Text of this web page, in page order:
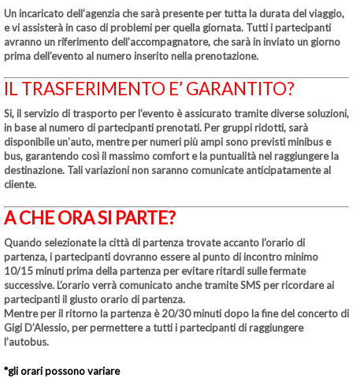
Un incaricato dell’agenzia che sarà presente per tutta la durata del viaggio,
e vi assisterà in caso di problemi per quella giornata. Tutti i partecipanti
avranno un riferimento dell’accompagnatore, che sarà in inviato un giorno
prima dell’evento al numero inserito nella prenotazione.
IL TRASFERIMENTO E’ GARANTITO?
Si, il servizio di trasporto per l’evento è assicurato tramite diverse soluzioni,
in base al numero di partecipanti prenotati. Per gruppi ridotti, sarà
disponibile un’auto, mentre per numeri più ampi sono previsti minibus e
bus, garantendo così il massimo comfort e la puntualità nel raggiungere la
destinazione. Tali variazioni non saranno comunicate anticipatamente al
cliente.
A CHE ORA SI PARTE?
Quando selezionate la città di partenza trovate accanto l’orario di
partenza, i partecipanti dovranno essere al punto di incontro minimo
10/15 minuti prima della partenza per evitare ritardi sulle fermate
successive. L’orario verrà comunicato anche tramite SMS per ricordare ai
partecipanti il giusto orario di partenza.
Mentre per il ritorno la partenza è 20/30 minuti dopo la fine del concerto di
Gigi D’Alessio, per permettere a tutti i partecipanti di raggiungere
l’autobus.
*gli orari possono variare